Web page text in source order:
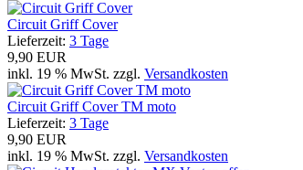
Circuit Griff Cover
Lieferzeit: 3 Tage
9,90 EUR
inkl. 19 % MwSt. zzgl. Versandkosten
Circuit Griff Cover TM moto
Lieferzeit: 3 Tage
9,90 EUR
inkl. 19 % MwSt. zzgl. Versandkosten